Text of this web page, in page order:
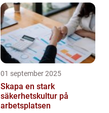
01 september 2025
Skapa en stark
säkerhetskultur på
arbetsplatsen